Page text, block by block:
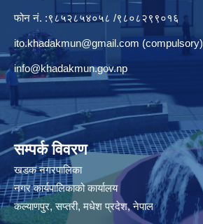
फोन नं. :९८५२८५४०५८ /९८०८२९९०१६
ito.khadakmun@gmail.com (compulsory)
info@khadakmun.gov.np
सम्पर्क विवरण
खडक नगरपालिका
नगर कार्यपालिकाको कार्यालय
कल्याणपुर, सप्तरी, मधेश प्रदेश, नेपाल